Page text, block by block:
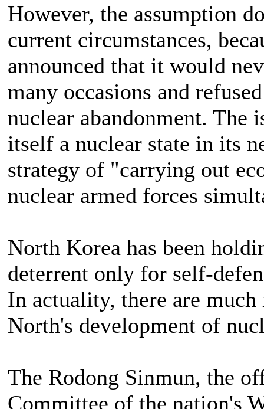
However, the assumption
current circumstances,
announced that it would
many occasions and
nuclear abandonment. The
itself a nuclear state in its
strategy of "carrying out
nuclear armed forces
North Korea has been
deterrent only for self-
In actuality, there are
North's development of
The Rodong Sinmun, the
Committee of the nation's